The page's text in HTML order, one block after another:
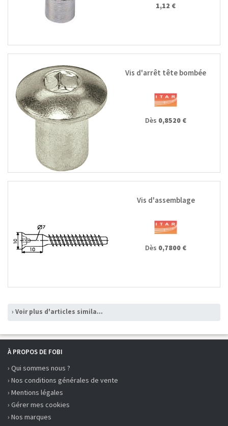
1,12 €
Vis d'arrêt tête bombée
Dès 0,8520 €
Vis d'assemblage
Dès 0,7800 €
› Voir plus d'articles similaires
À PROPOS DE FOBI
› Qui sommes nous ?
› Nos conditions générales de vente
› Mentions légales
› Gérer mes cookies
› Nos marques